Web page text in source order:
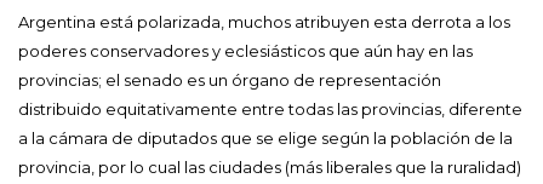
Argentina está polarizada, muchos atribuyen esta derrota a los
poderes conservadores y eclesiásticos que aún hay en las
provincias; el senado es un órgano de representación
distribuido equitativamente entre todas las provincias, diferente
a la cámara de diputados que se elige según la población de la
provincia, por lo cual las ciudades (más liberales que la ruralidad)